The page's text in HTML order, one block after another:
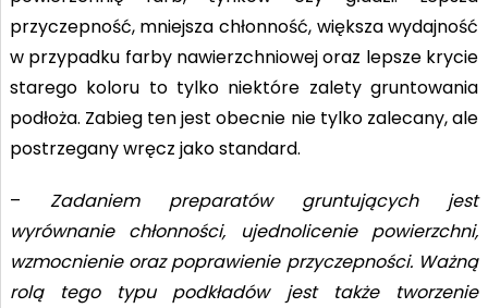
przyczepność, mniejsza chłonność, większa wydajność
w przypadku farby nawierzchniowej oraz lepsze krycie
starego koloru to tylko niektóre zalety gruntowania
podłoża. Zabieg ten jest obecnie nie tylko zalecany, ale
postrzegany wręcz jako standard.
– Zadaniem preparatów gruntujących jest
wyrównanie chłonności, ujednolicenie powierzchni,
wzmocnienie oraz poprawienie przyczepności. Ważną
rolą tego typu podkładów jest także tworzenie